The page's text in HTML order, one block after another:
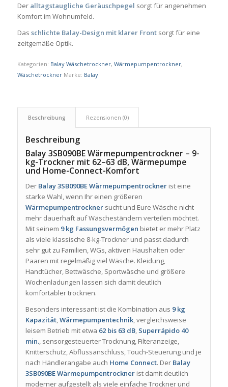
Der alltagstaugliche Geräuschpegel sorgt für angenehmen
Komfort im Wohnumfeld.
Das schlichte Balay-Design mit klarer Frontsorgt für eine
zeitgemäße Optik.
Kategorien: Balay Wäschetrockner, Wärmepumpentrockner,
Wäschetrockner Marke: Balay
Beschreibung Rezensionen (0)
Beschreibung
Balay 3SB090BE Wärmepumpentrockner – 9-
kg-Trockner mit 62–63 dB, Wärmepumpe
und Home-Connect-Komfort
Der Balay 3SB090BE Wärmepumpentrocknerist eine
starke Wahl, wenn Ihr einen größeren
Wärmepumpentrocknersucht und Eure Wäsche nicht
mehr dauerhaft auf Wäscheständern verteilen möchtet.
Mit seinem 9 kg Fassungsvermögen bietet er mehr Platz
als viele klassische 8-kg-Trockner und passt dadurch
sehr gut zu Familien, WGs, aktiven Haushalten oder
Paaren mit regelmäßig viel Wäsche. Kleidung,
Handtücher, Bettwäsche, Sportwäsche und größere
Wochenladungen lassen sich damit deutlich
komfortabler trocknen.
Besonders interessant ist die Kombination aus 9 kg
Kapazität,Wärmepumpentechnik, vergleichsweise
leisem Betrieb mit etwa 62 bis 63 dB, Superrápido 40
min., sensorgesteuerter Trocknung, Filteranzeige,
Knitterschutz, Abflussanschluss, Touch-Steuerung und je
nach Händlerangabe auch Home Connect. Der Balay
3SB090BE Wärmepumpentrocknerist damit deutlich
moderner aufgestellt als viele einfache Trockner und